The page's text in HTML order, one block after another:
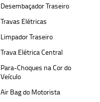
Desembaçador Traseiro
Travas Elétricas
Limpador Traseiro
Trava Elétrica Central
Para-Choques na Cor do
Veículo
Air Bag do Motorista